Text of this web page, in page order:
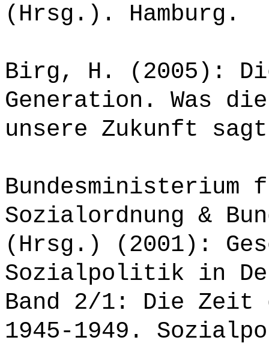
(Hrsg.). Hamburg.
Birg, H. (2005):
Generation. Was
unsere Zukunft
Sozialordnung &
(Hrsg.) (2001):
Sozialpolitik in
Band 2/1: Die Zeit
1945-1949.